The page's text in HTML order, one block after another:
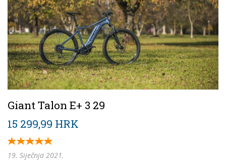
Giant Talon E+ 3 29
15 299,99 HRK
19. Siječnja 2021.